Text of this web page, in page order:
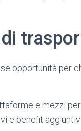
opportunità per
e mezzi
e benefit